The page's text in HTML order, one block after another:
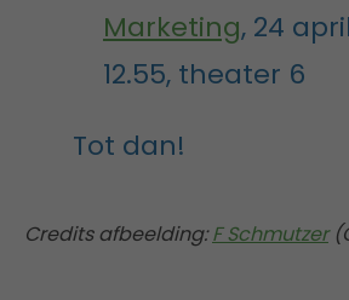
Marketing, 24
12.55, theater 6
Tot dan!
Credits afbeelding:F Schmutzer